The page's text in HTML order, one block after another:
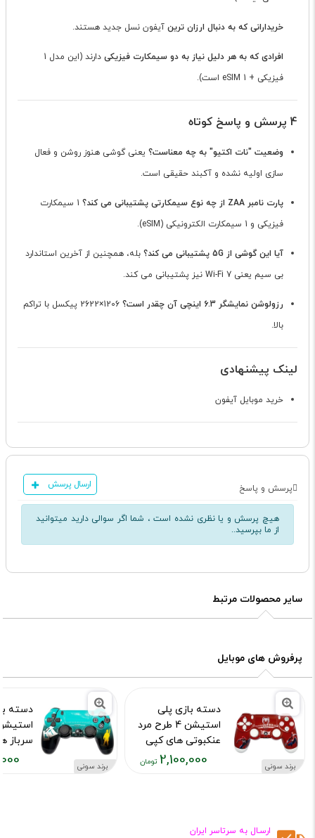
خریدارانی که به دنبال ارزان ترین آیفون نسل جدید هستند.
افرادی که به هر دلیل نیاز به دو سیمکارت فیزیکی
دارند (این مدل 1
فیزیکی + 1 eSIM است).
4 پرسش و پاسخ کوتاه
وضعیت "نات اکتیو" به چه معناست؟ یعنی گوشی هنوز روشن و فعال
سازی اولیه نشده و آکبند حقیقی است.
پارت نامبر ZAA از چه نوع سیمکارتی پشتیبانی می کند؟
1 سیمکارت
فیزیکی و 1 سیمکارت الکترونیکی (eSIM).
آیا این گوشی از 5G پشتیبانی می کند؟
بله، همچنین از آخرین استاندارد
بی سیم یعنی Wi-Fi 7 نیز پشتیبانی می کند.
رزولوشن نمایشگر 6.3 اینچی آن چقدر است؟
1206×2622 پیکسل با تراکم
بالا.
لینک پیشنهادی
خرید موبایل آیفون
پرسش و پاسخ ارسال پرسش
هیچ پرسش و یا نظری نشده است ، شما اگر سوالی دارید میتوانید
از ما بپرسید..
سایر محصولات مرتبط
پرفروش های موبایل
برند سونی
دسته بازی پلی
استیشن 4 طرح مرد
عنکبوتی های کپی
کد محصول :10015973
2,100,000 برند سونی
دسته
سرباز
کد محصول
ارسـال به سرتاسر ایران